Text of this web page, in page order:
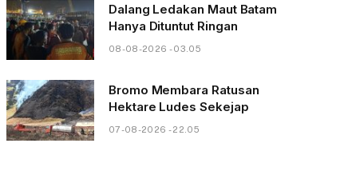
Dalang Ledakan Maut Batam
Hanya Dituntut Ringan
08-08-2026 - 03.05
Bromo Membara Ratusan
Hektare Ludes Sekejap
07-08-2026 - 22.05